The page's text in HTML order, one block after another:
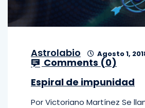
Astrolabio Agosto 1,
Comments (0)
Espiral de impunidad
Por Victoriano Martínez Se